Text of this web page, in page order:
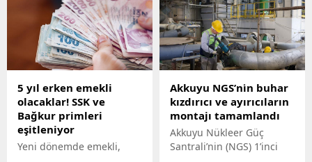
5 yıl erken emekli
olacaklar! SSK ve
Bağkur primleri
eşitleniyor
Yeni dönemde emekli,
Akkuyu NGS’nı̇n buhar
kızdırıcı ve ayırıcıların
montajı tamamlandı
Akkuyu Nükleer Güç
Santrali’nin (NGS) 1’inci